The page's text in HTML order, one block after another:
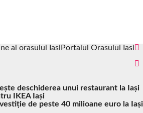
Portalul Orasului Iasi
deschiderea unui restaurant la Iași
IKEA Iași
de peste 40 milioane euro la Iași